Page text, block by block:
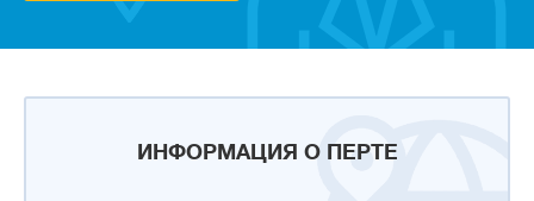
ИНФОРМАЦИЯ О ПЕРТЕ